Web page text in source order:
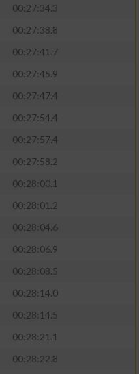
00:27:34.3
00:27:38.8
00:27:41.7
00:27:45.9
00:27:47.4
00:27:54.4
00:27:57.4
00:27:58.2
00:28:00.1
00:28:01.2
00:28:04.6
00:28:06.9
00:28:08.5
00:28:14.0
00:28:14.5
00:28:21.1
00:28:22.8